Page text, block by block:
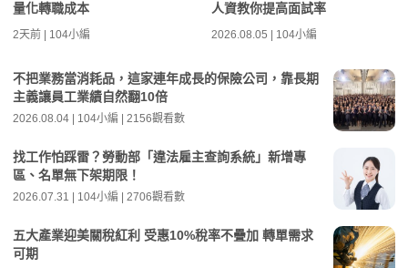
量化轉職成本
2天前 | 104小編
人資教你提高面試率
2026.08.05 | 104小編
不把業務當消耗品，這家連年成長的保險公司，靠長期
主義讓員工業績自然翻10倍
2026.08.04 | 104小編 | 2156觀看數
找工作怕踩雷？勞動部「違法雇主查詢系統」新增專
區、名單無下架期限！
2026.07.31 | 104小編 | 2706觀看數
五大產業迎美關稅紅利 受惠10%稅率不疊加 轉單需求
可期